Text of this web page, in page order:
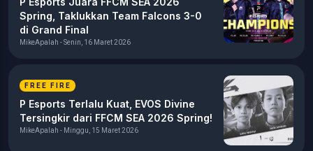
Spring, Taklukkan Team Falcons 3-0
di Grand Final
MikeApalah - Senin, 16 Maret 2026
FREE FIRE
P Esports Terlalu Kuat, EVOS Divine
Tersingkir dari FFCM SEA 2026 Spring!
MikeApalah - Minggu, 15 Maret 2026